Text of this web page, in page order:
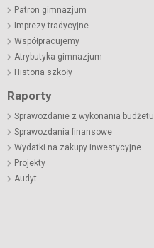
Patron gimnazjum
Imprezy tradycyjne
Współpracujemy
Atrybutyka gimnazjum
Historia szkoły
Raporty
Sprawozdanie z wykonania budżetu
Sprawozdania finansowe
Wydatki na zakupy inwestycyjne
Projekty
Audyt